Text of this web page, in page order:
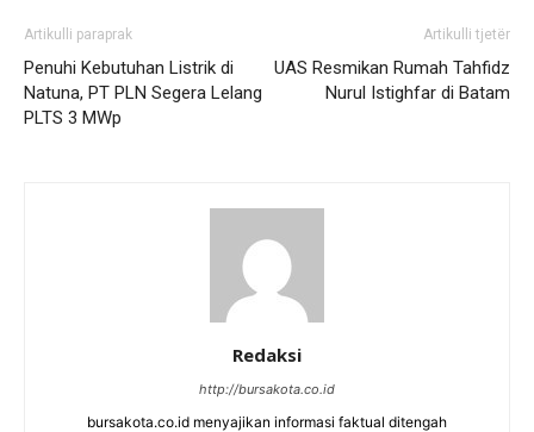
Artikulli paraprak
Penuhi Kebutuhan Listrik di
Natuna, PT PLN Segera Lelang
PLTS 3 MWp
Artikulli tjetër
UAS Resmikan Rumah Tahfidz
Nurul Istighfar di Batam
Redaksi
http://bursakota.co.id
bursakota.co.id menyajikan informasi faktual ditengah